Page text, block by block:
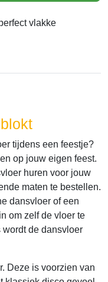
vlakke
tijdens een feestje?
op jouw eigen feest.
huren voor jouw
maten te bestellen.
dansvloer of een
om zelf de vloer te
wordt de dansvloer
Deze is voorzien van